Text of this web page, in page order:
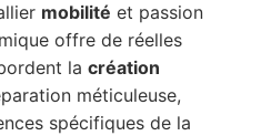
mobilité et passion
offre de réelles
la création
méticuleuse,
spécifiques de la